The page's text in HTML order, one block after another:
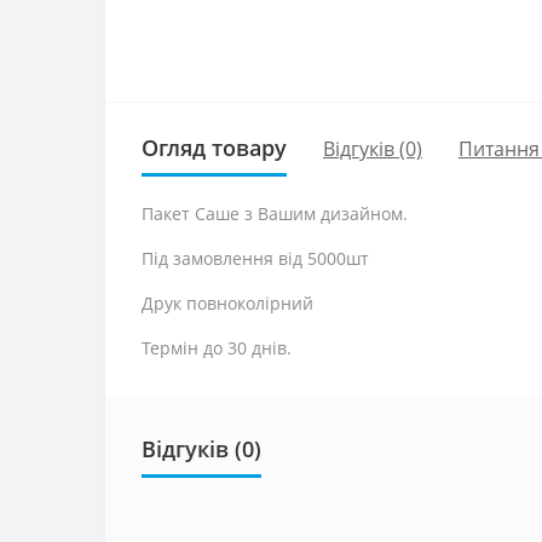
Огляд товару Відгуків (0) Питання
Пакет Саше з Вашим дизайном.
Під замовлення від 5000шт
Друк повноколірний
Термін до 30 днів.
Відгуків (0)